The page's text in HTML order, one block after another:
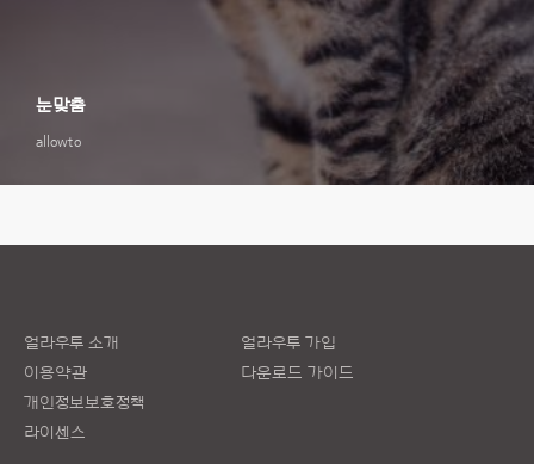
allowto
눈맞춤
얼라우투 소개
이용약관
개인정보보호정책
라이센스
얼라우투 가입
다운로드 가이드